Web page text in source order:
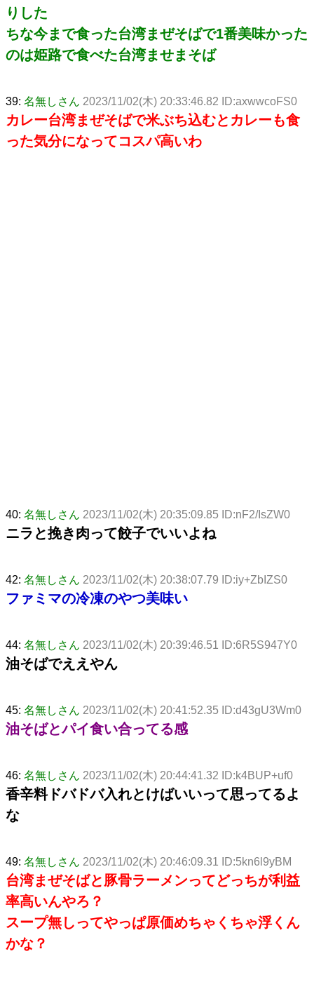
りした
ちな今まで食った台湾まぜそばで1番美味かった
のは姫路で食べた台湾ませまそば
39: 名無しさん 2023/11/02(木) 20:33:46.82 ID:axwwcoFS0
カレー台湾まぜそばで米ぶち込むとカレーも食
った気分になってコスパ高いわ
40: 名無しさん 2023/11/02(木) 20:35:09.85 ID:nF2/IsZW0
ニラと挽き肉って餃子でいいよね
42: 名無しさん 2023/11/02(木) 20:38:07.79 ID:iy+ZbIZS0
ファミマの冷凍のやつ美味い
44: 名無しさん 2023/11/02(木) 20:39:46.51 ID:6R5S947Y0
油そばでええやん
45: 名無しさん 2023/11/02(木) 20:41:52.35 ID:d43gU3Wm0
油そばとパイ食い合ってる感
46: 名無しさん 2023/11/02(木) 20:44:41.32 ID:k4BUP+uf0
香辛料ドバドバ入れとけばいいって思ってるよ
な
49: 名無しさん 2023/11/02(木) 20:46:09.31 ID:5kn6l9yBM
台湾まぜそばと豚骨ラーメンってどっちが利益
率高いんやろ？
スープ無しってやっぱ原価めちゃくちゃ浮くん
かな？